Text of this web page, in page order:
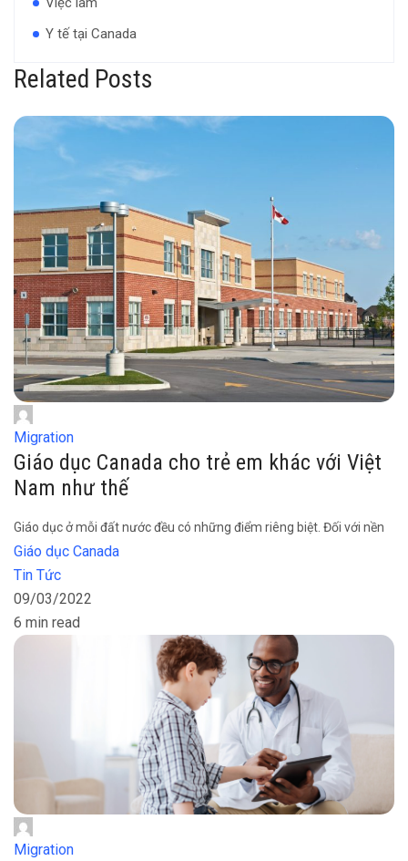
Y tế tại Canada
Related Posts
Migration
Giáo dục Canada cho trẻ em khác với Việt
Nam như thế
Giáo dục ở mỗi đất nước đều có những điểm riêng biệt. Đối với nền
Giáo dục Canada
Tin Tức
09/03/2022
6 min read
Migration